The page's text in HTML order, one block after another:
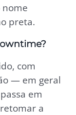
nome
preta.
com
— em geral
em
a